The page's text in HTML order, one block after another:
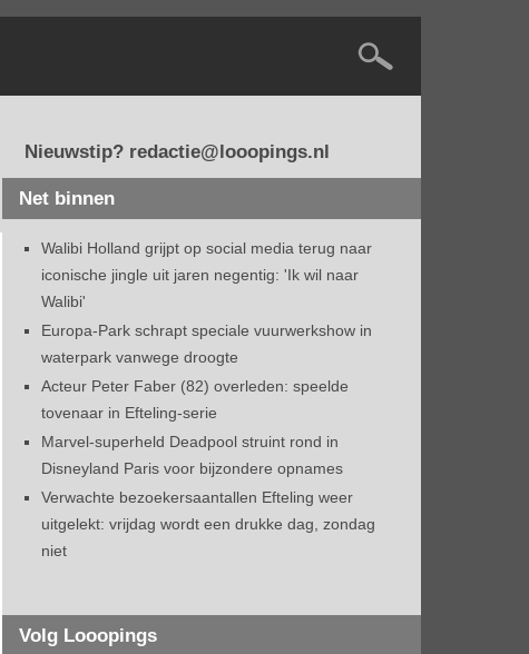
Nieuwstip? redactie@looopings.nl
Net binnen
Walibi Holland grijpt op social media terug naar
iconische jingle uit jaren negentig: 'Ik wil naar
Walibi'
Europa-Park schrapt speciale vuurwerkshow in
waterpark vanwege droogte
Acteur Peter Faber (82) overleden: speelde
tovenaar in Efteling-serie
Marvel-superheld Deadpool struint rond in
Disneyland Paris voor bijzondere opnames
Verwachte bezoekersaantallen Efteling weer
uitgelekt: vrijdag wordt een drukke dag, zondag
niet
Volg Looopings